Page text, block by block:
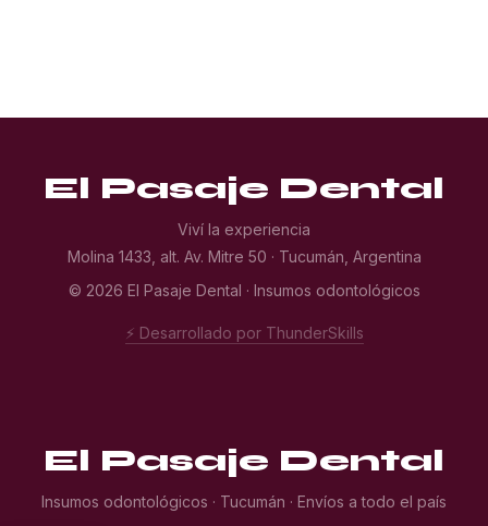
El Pasaje Dental
Viví la experiencia
Molina 1433, alt. Av. Mitre 50 · Tucumán, Argentina
© 2026 El Pasaje Dental · Insumos odontológicos
⚡ Desarrollado por ThunderSkills
El Pasaje Dental
Insumos odontológicos · Tucumán · Envíos a todo el país